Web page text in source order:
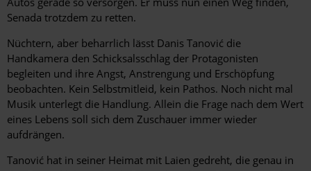
Senada trotzdem zu retten.
Nüchtern, aber beharrlich lässt Danis Tanović die
Handkamera den Schicksalsschlag der Protagonisten
begleiten und ihre Angst, Anstrengung und Erschöpfung
beobachten. Kein Selbstmitleid, kein Pathos. Noch nicht mal
Musik unterlegt die Handlung. Allein die Frage nach dem Wert
eines Lebens soll sich dem Zuschauer immer wieder
aufdrängen.
Tanović hat in seiner Heimat mit Laien gedreht, die genau in